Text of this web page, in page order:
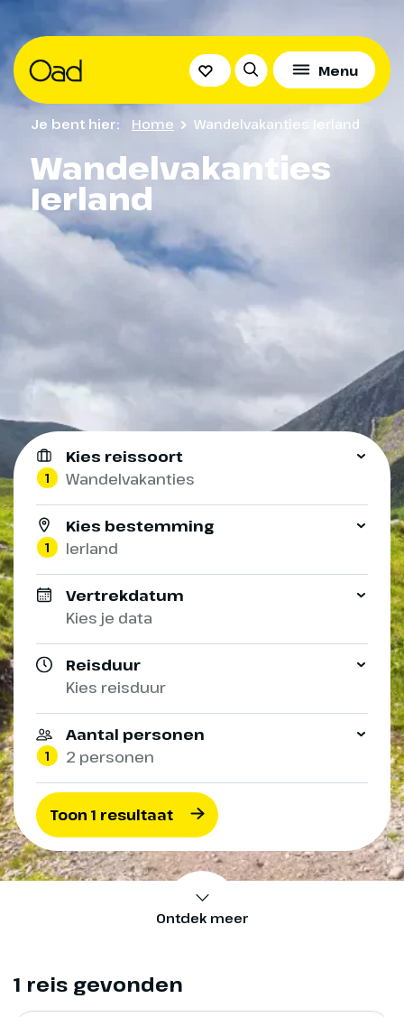
Menu
Wandelvakanties
Ierland
Ontdek meer
Je bent hier: Home Wandelvakanties Ierland
Kies reissoort
1 Wandelvakanties
Kies bestemming
1 Ierland
Vertrekdatum
Kies je data
Reisduur
Kies reisduur
Aantal personen
1 2 personen
Toon 1 resultaat
1 reis gevonden